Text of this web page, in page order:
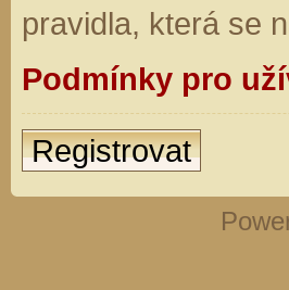
pravidla, která se
Podmínky pro
Registrovat